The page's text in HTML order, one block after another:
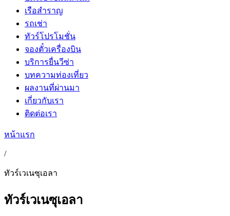
เรือสำราญ
รถเช่า
ทัวร์โปรโมชั่น
จองตั๋วเครื่องบิน
บริการยื่นวีซ่า
บทความท่องเที่ยว
ผลงานที่ผ่านมา
เกี่ยวกับเรา
ติดต่อเรา
หน้าแรก
/
ทัวร์เวเนซุเอลา
ทัวร์เวเนซุเอลา